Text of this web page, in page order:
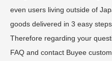
even users living outside of
goods delivered in 3 easy
Therefore regarding your
FAQ and contact Buyee